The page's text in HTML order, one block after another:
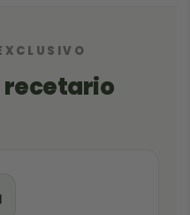
recetario